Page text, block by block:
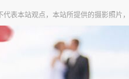
表本站观点，本站所提供的摄影照